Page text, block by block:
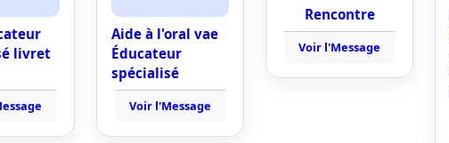
livret
Aide à l'oral vae
Éducateur
spécialisé
Voir l'Message
Rencontre
Voir l'Message